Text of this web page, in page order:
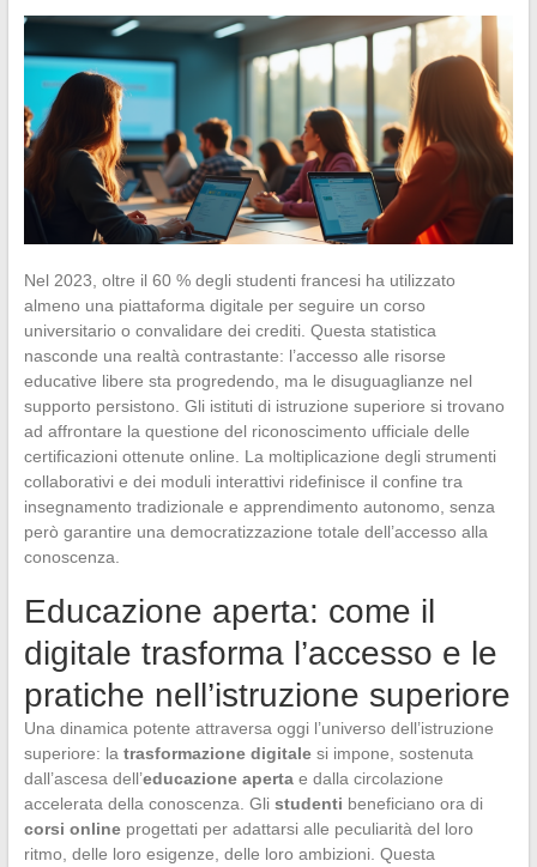
Nel 2023, oltre il 60 % degli studenti francesi ha utilizzato
almeno una piattaforma digitale per seguire un corso
universitario o convalidare dei crediti. Questa statistica
nasconde una realtà contrastante: l’accesso alle risorse
educative libere sta progredendo, ma le disuguaglianze nel
supporto persistono. Gli istituti di istruzione superiore si trovano
ad affrontare la questione del riconoscimento ufficiale delle
certificazioni ottenute online. La moltiplicazione degli strumenti
collaborativi e dei moduli interattivi ridefinisce il confine tra
insegnamento tradizionale e apprendimento autonomo, senza
però garantire una democratizzazione totale dell’accesso alla
conoscenza.
Educazione aperta: come il
digitale trasforma l’accesso e le
pratiche nell’istruzione superiore
Una dinamica potente attraversa oggi l’universo dell’istruzione
superiore: la trasformazione digitalesi impone, sostenuta
dall’ascesa dell’educazione apertae dalla circolazione
accelerata della conoscenza. Gli studenti beneficiano ora di
corsi onlineprogettati per adattarsi alle peculiarità del loro
ritmo, delle loro esigenze, delle loro ambizioni. Questa